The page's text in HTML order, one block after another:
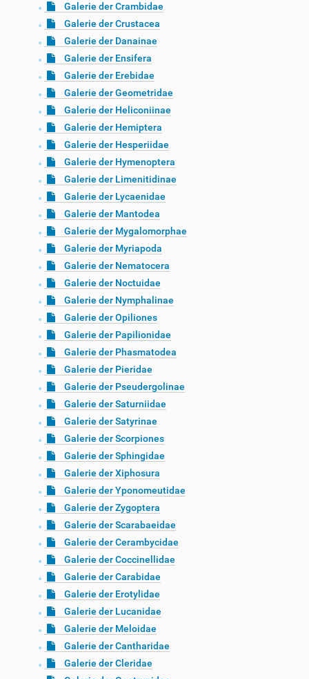
Galerie der Crambidae
Galerie der Crustacea
Galerie der Danainae
Galerie der Ensifera
Galerie der Erebidae
Galerie der Geometridae
Galerie der Heliconiinae
Galerie der Hemiptera
Galerie der Hesperiidae
Galerie der Hymenoptera
Galerie der Limenitidinae
Galerie der Lycaenidae
Galerie der Mantodea
Galerie der Mygalomorphae
Galerie der Myriapoda
Galerie der Nematocera
Galerie der Noctuidae
Galerie der Nymphalinae
Galerie der Opiliones
Galerie der Papilionidae
Galerie der Phasmatodea
Galerie der Pieridae
Galerie der Pseudergolinae
Galerie der Saturniidae
Galerie der Satyrinae
Galerie der Scorpiones
Galerie der Sphingidae
Galerie der Xiphosura
Galerie der Yponomeutidae
Galerie der Zygoptera
Galerie der Scarabaeidae
Galerie der Cerambycidae
Galerie der Coccinellidae
Galerie der Carabidae
Galerie der Erotylidae
Galerie der Lucanidae
Galerie der Meloidae
Galerie der Cantharidae
Galerie der Cleridae